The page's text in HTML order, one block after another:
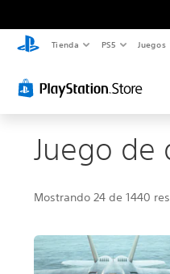
Tienda PS5 Juegos
Juego de
Mostrando 24 de 1440